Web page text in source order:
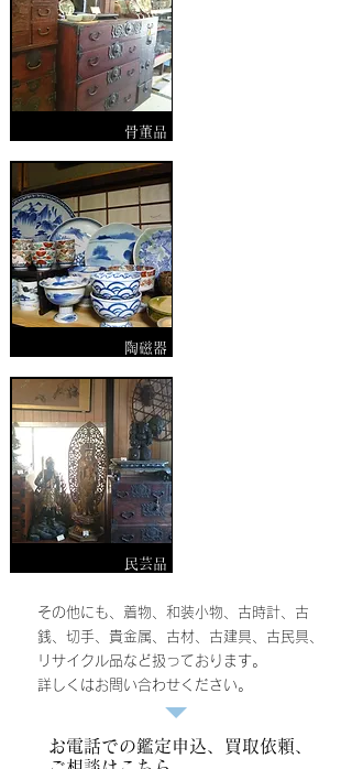
骨董品
陶磁器
​民芸品
その他にも、着物、和装小物、古時計、古
銭、切手、貴金属、古材、古建具、古民具、
リサイクル品など扱っております。
​詳しくはお問い合わせください。
​お電話での鑑定申込、買取依頼、